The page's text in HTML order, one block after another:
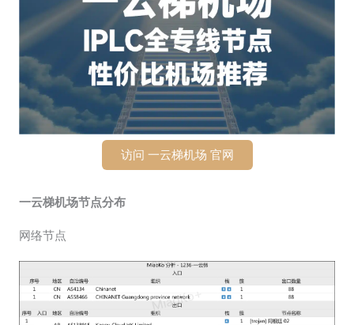
访问 一云梯机场 官网
一云梯机场节点分布
网络节点